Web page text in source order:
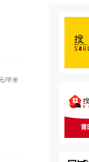
/平米
莆